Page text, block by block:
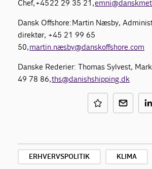
Chef, +45 22 29 35 21,
Dansk Offshore: Martin Næsby,
direktør, +45 21 99 65
50,martin.næsby@danskoffshore.com
Danske Rederier: Thomas Sylvest,
49 78 86,ths@danishshipping.dk
ERHVERVSPOLITIK KLIMA